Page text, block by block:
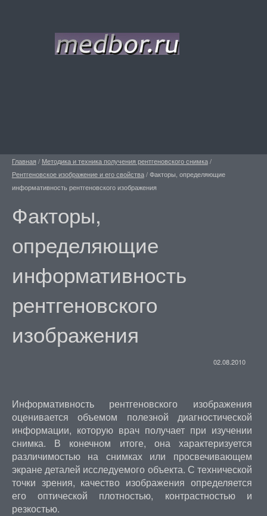
Главная / Методика и техника получения рентгеновского снимка/
Рентгеновское изображение и его свойства/Факторы, определяющие
информативность рентгеновского изображения
Факторы,
определяющие
информативность
рентгеновского
изображения
02.08.2010
Информативность рентгеновского изображения
оценивается объемом полезной диагностической
информации, которую врач получает при изучении
снимка. В конечном итоге, она характеризуется
различимостью на снимках или просвечивающем
экране деталей исследуемого объекта. С технической
точки зрения, качество изображения определяется
его оптической плотностью, контрастностью и
резкостью.